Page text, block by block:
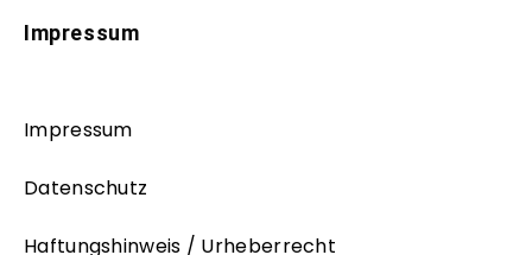
Impressum
Impressum
Datenschutz
Haftungshinweis / Urheberrecht